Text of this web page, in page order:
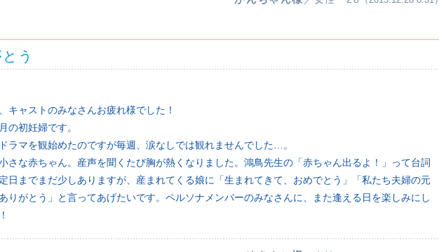
う
キャストのみなさんお疲れ様でした！
の初妊婦です。
ラマを観始めたのですが毎週、涙なしでは観れませんでした…。
さな赤ちゃん。産声を聞くたび胸が熱くなりました。鴻鳥先生の「赤ちゃん出るよ！」って台詞
日までまだ少しありますが、産まれてくる娘に「生まれてきて、おめでとう」「私たち夫婦の元
りがとう」と言ってあげたいです。ペルソナメンバーのみなさんに、また逢える日を楽しみにし